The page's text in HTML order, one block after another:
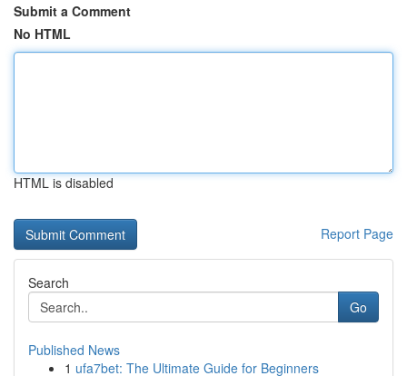
Submit a Comment
No HTML
HTML is disabled
Report Page
Search
Go
Published News
1 ufa7bet: The Ultimate Guide for Beginners